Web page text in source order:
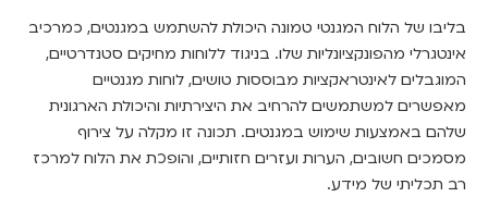
בליבו של הלוח המגנטי טמונה היכולת להשתמש במגנטים, כמרכיב
אינטגרלי מהפונקציונליות שלו. בניגוד ללוחות מחיקים סטנדרטיים,
המוגבלים לאינטראקציות מבוססות טושים, לוחות מגנטיים
מאפשרים למשתמשים להרחיב את היצירתיות והיכולת הארגונית
שלהם באמצעות שימוש במגנטים. תכונה זו מקלה על צירוף
מסמכים חשובים, הערות ועזרים חזותיים, והופכת את הלוח למרכז
רב תכליתי של מידע.